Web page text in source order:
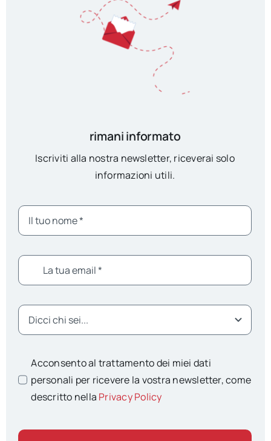
rimani informato
Iscriviti alla nostra newsletter, riceverai solo
informazioni utili.
Acconsento al trattamento dei miei dati
personali per ricevere la vostra newsletter, come
descritto nella Privacy Policy